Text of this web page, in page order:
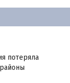
потеряла